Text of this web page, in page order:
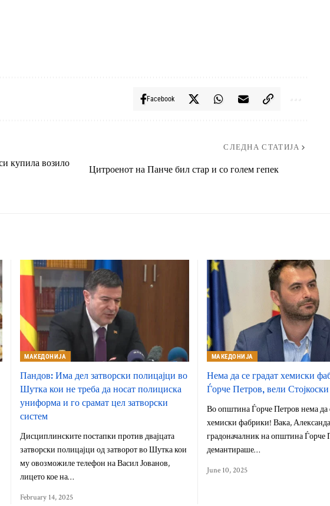
Facebook
купила возило
СЛЕДНА СТАТИЈА
Цитроенот на Панче бил стар и со голем гепек
МАКЕДОНИЈА
Пандов: Има дел затворски полицајци во
Шутка кои не треба да носат полициска
униформа и го срамат цел затворски
систем
Дисциплинските постапки против двајцата
затворски полицајци од затворот во Шутка кои
му овозможиле телефон на Васил Јованов,
лицето кое на…
February 14, 2025
МАКЕДОНИЈА
Нема да се градат хемиски
Ѓорче Петров, вели Стојкоски
Во општина Ѓорче Петров нема да
хемиски фабрики! Вака,
градоначалник на општина Ѓорче
демантираше…
June 10, 2025